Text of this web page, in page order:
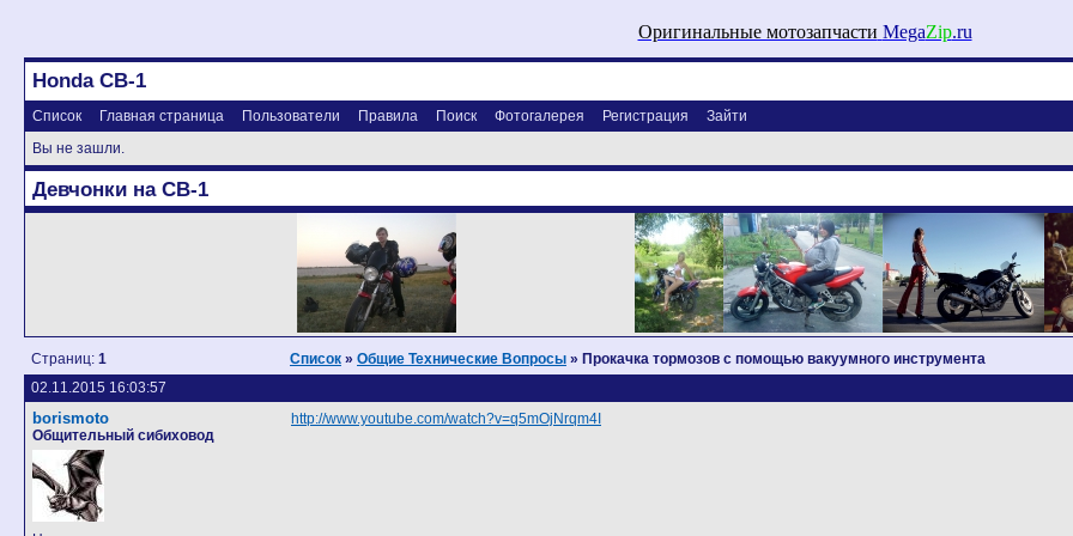
Оригинальные мотозапчасти MegaZip.ru
Honda CB-1
Список Главная страница Пользователи Правила Поиск Фотогалерея Регистрация
Зайти
Вы не зашли.
Девчонки на CB-1
Страниц: 1 Список » Общие Технические Вопросы » Прокачка тормозов с помощью вакуумного инструмента
02.11.2015 16:03:57
borismoto
Общительный сибиховод
http://www.youtube.com/watch?v=q5mOjNrqm4I